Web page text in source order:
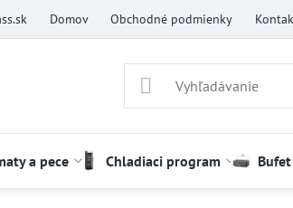
Domov Obchodné podmienky
a pece Chladiaci program